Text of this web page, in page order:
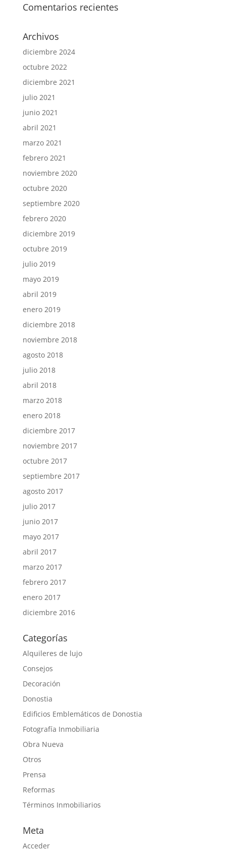
Comentarios recientes
Archivos
diciembre 2024
octubre 2022
diciembre 2021
julio 2021
junio 2021
abril 2021
marzo 2021
febrero 2021
noviembre 2020
octubre 2020
septiembre 2020
febrero 2020
diciembre 2019
octubre 2019
julio 2019
mayo 2019
abril 2019
enero 2019
diciembre 2018
noviembre 2018
agosto 2018
julio 2018
abril 2018
marzo 2018
enero 2018
diciembre 2017
noviembre 2017
octubre 2017
septiembre 2017
agosto 2017
julio 2017
junio 2017
mayo 2017
abril 2017
marzo 2017
febrero 2017
enero 2017
diciembre 2016
Categorías
Alquileres de lujo
Consejos
Decoración
Donostia
Edificios Emblemáticos de Donostia
Fotografía Inmobiliaria
Obra Nueva
Otros
Prensa
Reformas
Términos Inmobiliarios
Meta
Acceder